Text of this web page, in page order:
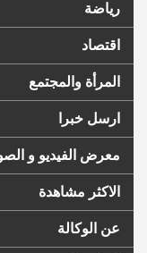
رياضة
اقتصاد
المرأة والمجتمع
ارسل خبرا
معرض الفيديو و
الاكثر مشاهدة
عن الوكالة